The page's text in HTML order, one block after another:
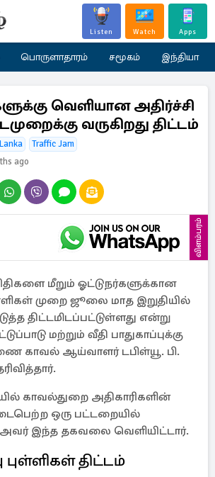
Listen Watch Apps
பொருளாதாரம் சமூகம் இந்தியா
வெளியான அதிர்ச்சி
வருகிறது திட்டம்
Traffic Jam
ago
விளம்பரம்
மீறும் ஓட்டுநர்களுக்கான
முறை ஜூலை மாத இறுதியில்
திட்டமிடப்பட்டுள்ளது என்று
மற்றும் வீதி பாதுகாப்புக்கு
காவல் ஆய்வாளர் டபிள்யூ. பி.
காவல்துறை அதிகாரிகளின்
ஒரு பட்டறையில்
இந்த தகவலை வெளியிட்டார்.
புள்ளிகள் திட்டம்